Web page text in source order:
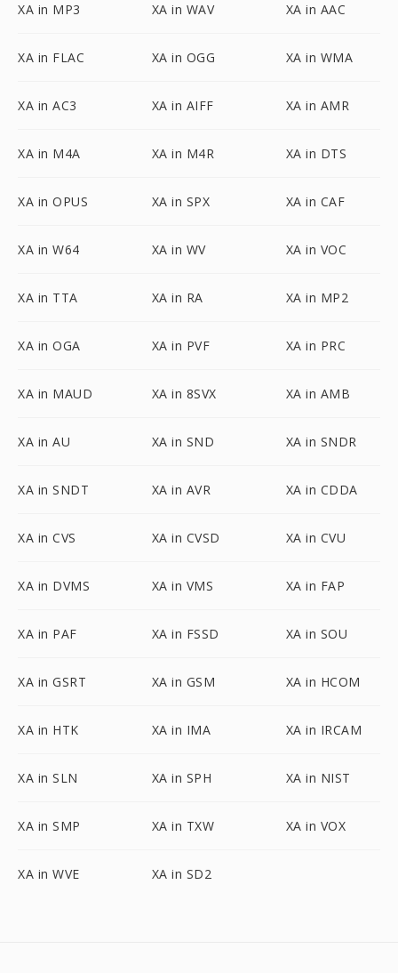
XA in MP3 XA in WAV XA in AAC
XA in FLAC XA in OGG XA in WMA
XA in AC3 XA in AIFF XA in AMR
XA in M4A XA in M4R XA in DTS
XA in OPUS XA in SPX XA in CAF
XA in W64 XA in WV XA in VOC
XA in TTA XA in RA XA in MP2
XA in OGA XA in PVF XA in PRC
XA in MAUD XA in 8SVX XA in AMB
XA in AU XA in SND XA in SNDR
XA in SNDT XA in AVR XA in CDDA
XA in CVS XA in CVSD XA in CVU
XA in DVMS XA in VMS XA in FAP
XA in PAF XA in FSSD XA in SOU
XA in GSRT XA in GSM XA in HCOM
XA in HTK XA in IMA XA in IRCAM
XA in SLN XA in SPH XA in NIST
XA in SMP XA in TXW XA in VOX
XA in WVE XA in SD2